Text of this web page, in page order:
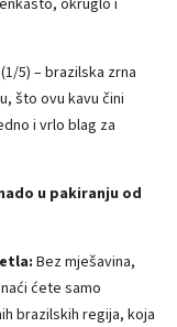
5) – brazilska zrna
što ovu kavu čini
i vrlo blag za
u pakiranju od
Bez mješavina,
ćete samo
brazilskih regija, koja